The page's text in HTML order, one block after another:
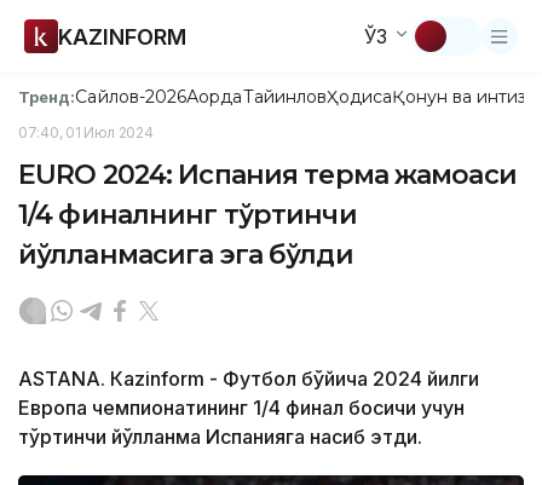
KAZINFORM ЎЗ
Тренд:Сайлов-2026АқордаТайинловҲодисаҚонун ва
07:40, 01 Июл 2024
EURO 2024: Испания терма жамоаси
1/4 финалнинг тўртинчи
йўлланмасига эга бўлди
ASTANА. Кazinform - Футбол бўйича 2024 йилги
Европа чемпионатининг 1/4 финал босқичи учун
тўртинчи йўлланма Испанияга насиб этди.